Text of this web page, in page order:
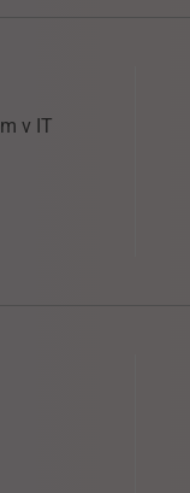
v IT